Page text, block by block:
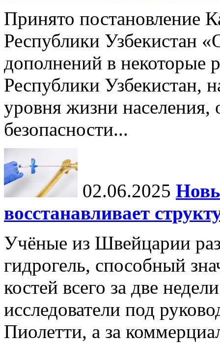
Принято постановление
Республики Узбекистан
дополнений в некоторые
Республики Узбекистан,
уровня жизни населения,
безопасности...
02.06.2025
восстанавливает
Учёные из Швейцарии
гидрогель, способный
костей всего за две
исследователи под
Пиолетти, а за